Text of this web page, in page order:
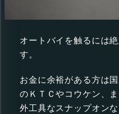
オートバイを触るには
す。
お金に余裕がある方は
のＫＴＣやコウケン、
外工具なスナップオン